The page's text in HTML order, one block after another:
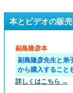
本とビデオの販売
副島隆彦本
副島隆彦先生と弟
から購入すること
詳しくはこちら →